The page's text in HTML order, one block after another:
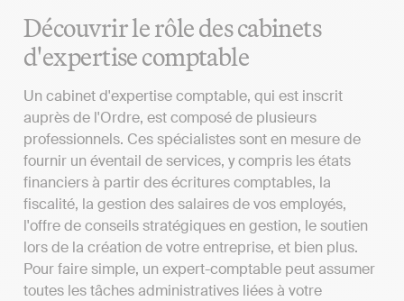
Découvrir le rôle des cabinets
d'expertise comptable
Un cabinet d'expertise comptable, qui est inscrit
auprès de l'Ordre, est composé de plusieurs
professionnels. Ces spécialistes sont en mesure de
fournir un éventail de services, y compris les états
financiers à partir des écritures comptables, la
fiscalité, la gestion des salaires de vos employés,
l'offre de conseils stratégiques en gestion, le soutien
lors de la création de votre entreprise, et bien plus.
Pour faire simple, un expert-comptable peut assumer
toutes les tâches administratives liées à votre